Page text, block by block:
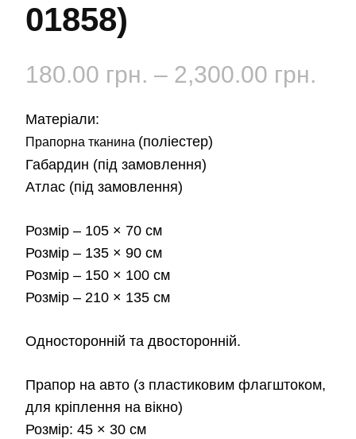
01858)
180.00 грн. – 2,300.00 грн.
Матеріали:
Прапорна тканина (поліестер)
Габардин (під замовлення)
Атлас (під замовлення)
Розмір – 105 × 70 см
Розмір – 135 × 90 см
Розмір – 150 × 100 см
Розмір – 210 × 135 см
Односторонній та двосторонній.
Прапор на авто (з пластиковим флагштоком,
для кріплення на вікно)
Розмір: 45 × 30 см